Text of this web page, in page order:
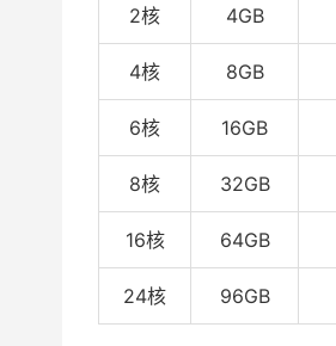
2核 4GB
4核 8GB
6核 16GB
8核 32GB
16核 64GB
24核 96GB